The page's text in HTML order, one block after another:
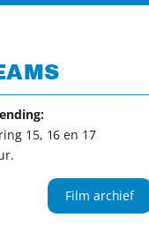
15, 16 en 17
Film archief